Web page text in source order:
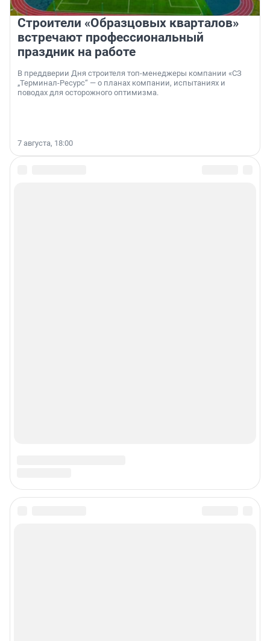
Строители «Образцовых кварталов»
встречают профессиональный
праздник на работе
В преддверии Дня строителя топ-менеджеры компании «СЗ
„Терминал-Ресурс“ — о планах компании, испытаниях и
поводах для осторожного оптимизма.
7 августа, 18:00